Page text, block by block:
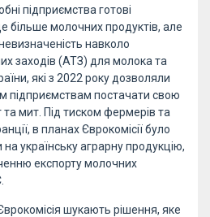
підприємства готові
більше молочних продуктів, але
навколо
заходів (АТЗ) для молока та
які з 2022 року дозволяли
підприємствам постачати свою
мит. Під тиском фермерів та
в планах Єврокомісії було
українську аграрну продукцію,
експорту молочних
шукають рішення, яке